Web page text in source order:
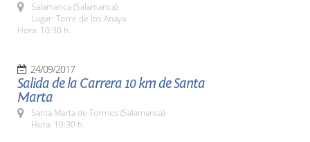
Salamanca (Salamanca)
Lugar: Torre de los Anaya
Hora: 10:30 h.
24/09/2017
Salida de la Carrera 10 km de Santa
Marta
Santa Marta de Tormes (Salamanca)
Hora: 10:30 h.